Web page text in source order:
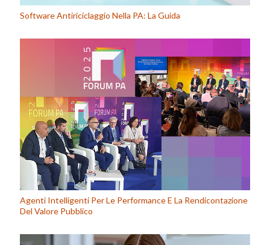
Software Antiriciclaggio Nella PA: La Guida
Agenti Intelligenti Per Le Performance E La Rendicontazione
Del Valore Pubblico